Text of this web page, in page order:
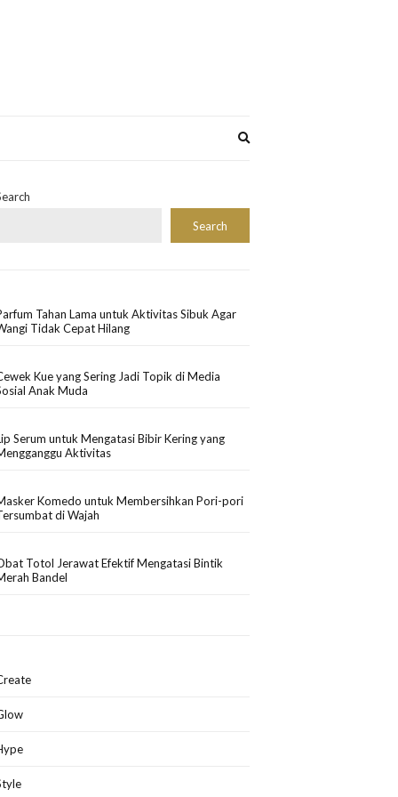
Search
Tahan Lama untuk Aktivitas Sibuk Agar
Tidak Cepat Hilang
Kue yang Sering Jadi Topik di Media
Anak Muda
Serum untuk Mengatasi Bibir Kering yang
Aktivitas
Komedo untuk Membersihkan Pori-pori
di Wajah
Totol Jerawat Efektif Mengatasi Bintik
Bandel